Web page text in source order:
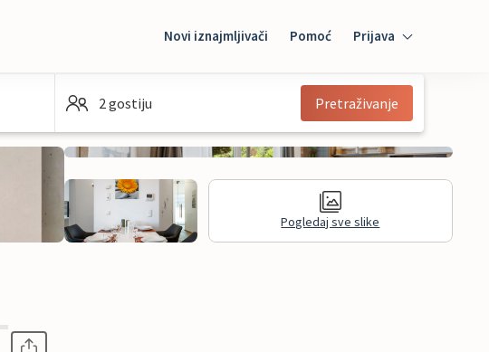
Novi iznajmljivači Pomoć Prijava
Mybooking
2 gostiju Pretraživanje
Pogledaj sve slike